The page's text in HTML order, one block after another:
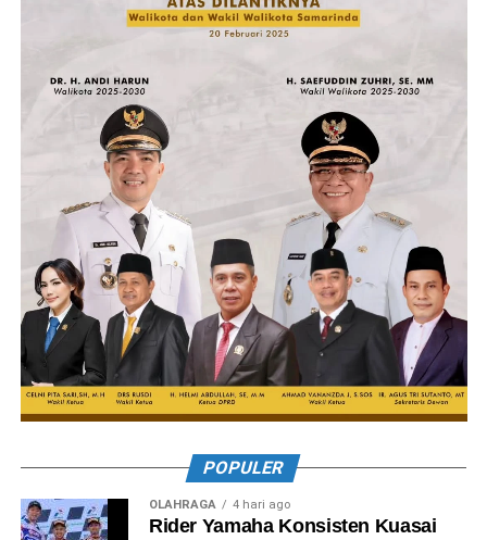
POPULER
OLAHRAGA 4 hari ago
Rider Yamaha Konsisten Kuasai